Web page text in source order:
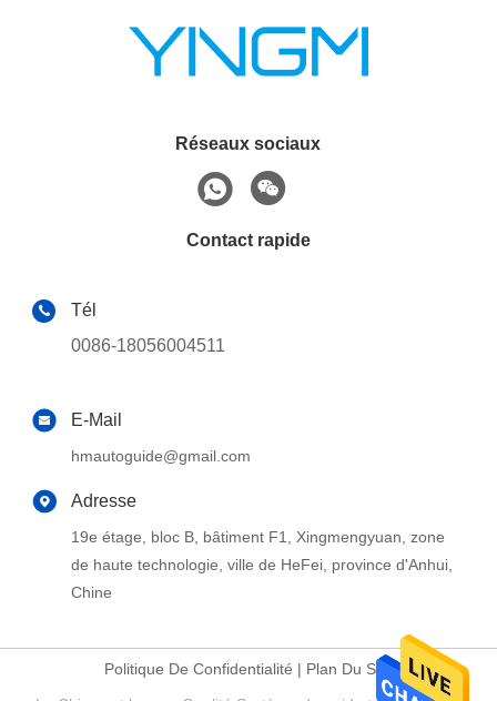
Réseaux sociaux
Contact rapide
Tél
0086-18056004511
E-Mail
hmautoguide@gmail.com
Adresse
19e étage, bloc B, bâtiment F1, Xingmengyuan, zone
de haute technologie, ville de HeFei, province d'Anhui,
Chine
Politique De Confidentialité | Plan Du Site